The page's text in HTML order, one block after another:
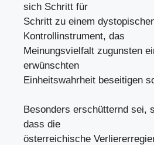
sich Schritt für
Schritt zu einem
Kontrollinstrument, das
Meinungsvielfalt zugunsten
erwünschten
Einheitswahrheit beseitigen
Besonders erschütternd sei,
dass die
österreichische